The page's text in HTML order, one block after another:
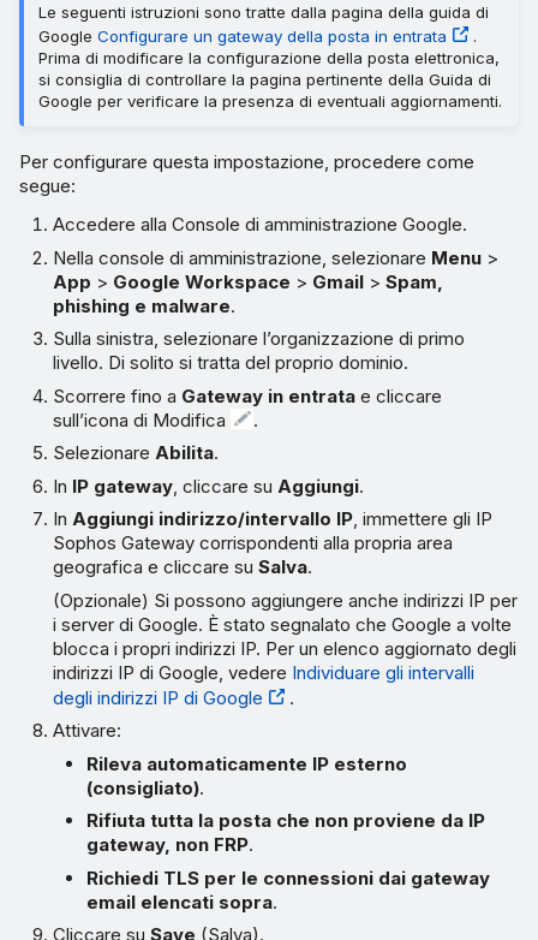
Le seguenti istruzioni sono tratte dalla pagina della guida di
Google Configurare un gateway della posta in entrata
.
Prima di modificare la configurazione della posta elettronica,
si consiglia di controllare la pagina pertinente della Guida di
Google per verificare la presenza di eventuali aggiornamenti.
Per configurare questa impostazione, procedere come
segue:
Accedere alla Console di amministrazione Google.
Nella console di amministrazione, selezionare Menu >
App > Google Workspace > Gmail >Spam,
phishing e malware.
Sulla sinistra, selezionare l’organizzazione di primo
livello. Di solito si tratta del proprio dominio.
Scorrere fino a Gateway in entrata e cliccare
sull’icona di Modifica
.
SelezionareAbilita.
In IP gateway, cliccare suAggiungi.
InAggiungi indirizzo/intervallo IP, immettere gli IP
Sophos Gateway corrispondenti alla propria area
geografica e cliccare suSalva.
(Opzionale) Si possono aggiungere anche indirizzi IP per
i server di Google. È stato segnalato che Google a volte
blocca i propri indirizzi IP. Per un elenco aggiornato degli
indirizzi IP di Google, vedere Individuare gli intervalli
degli indirizzi IP di Google
.
Attivare:
Rileva automaticamente IP esterno
(consigliato).
Rifiuta tutta la posta che non proviene da IP
gateway, non FRP.
Richiedi TLS per le connessioni dai gateway
email elencati sopra.
Cliccare suSave (Salva).